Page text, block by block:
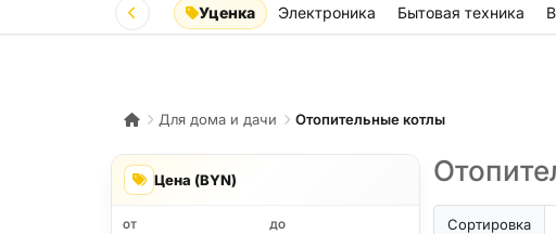
Уценка Электроника Бытовая техника
Для дома и дачи Отопительные котлы
Цена (BYN)
ОТ ДО Сортировка